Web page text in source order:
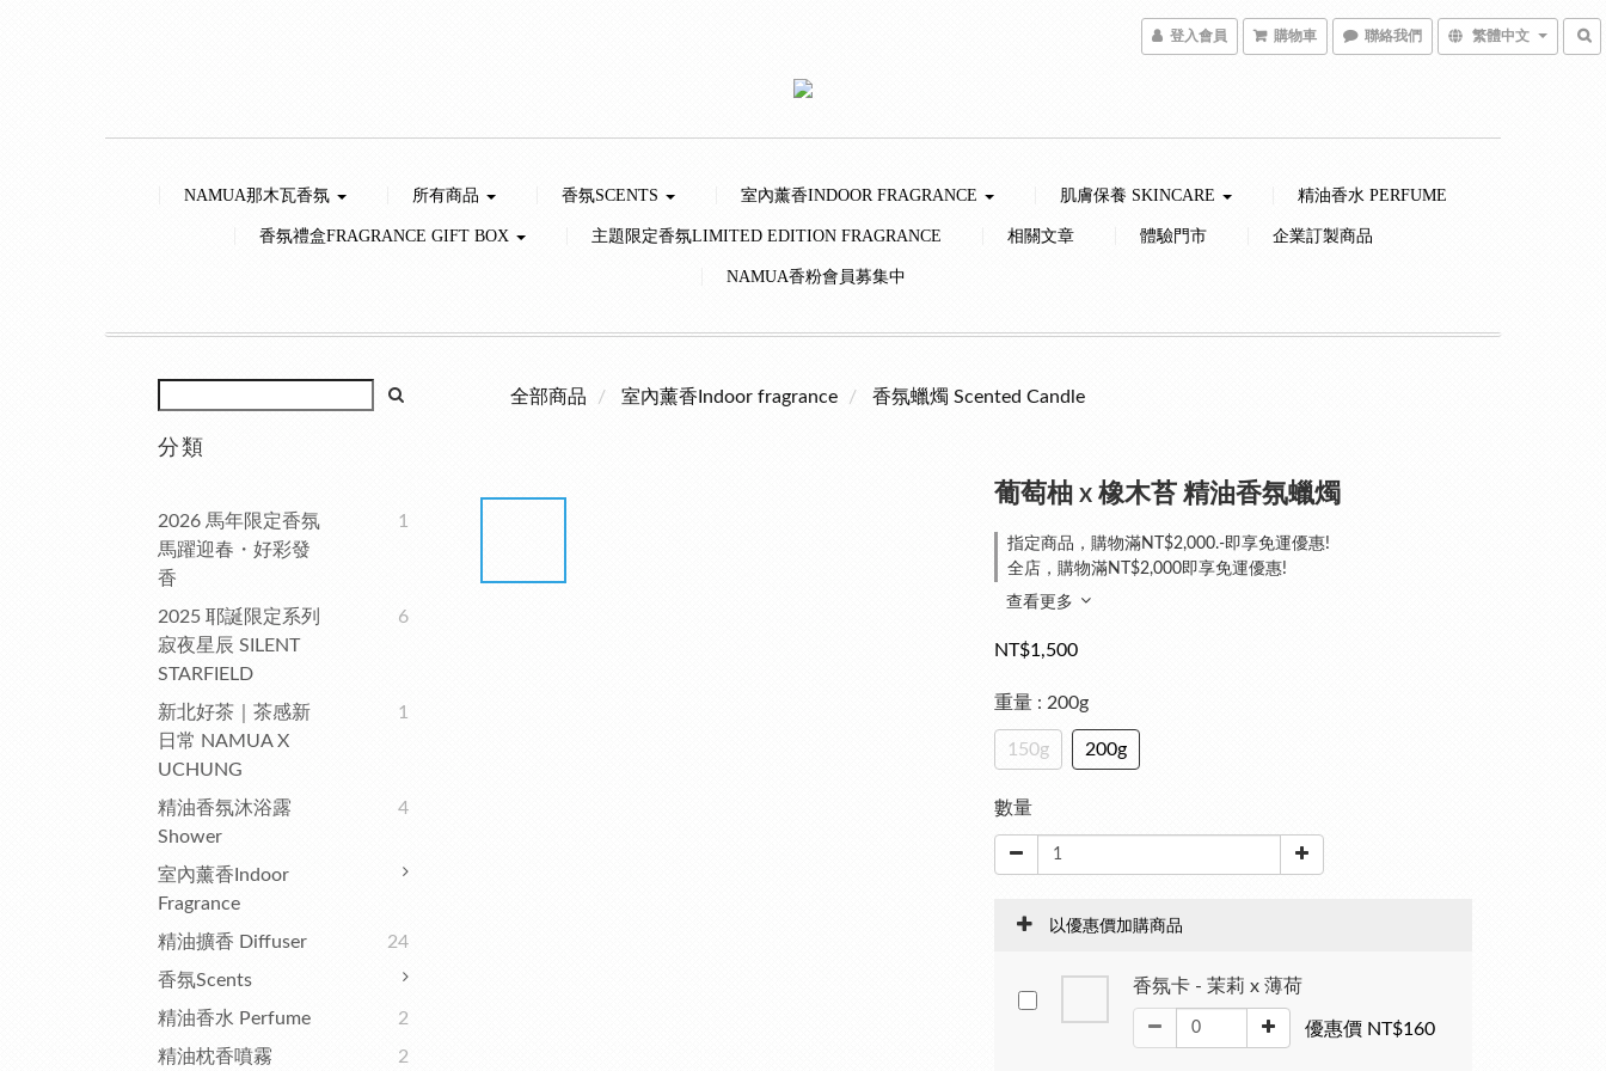
登入會員 購物車 聯絡我們 繁體中文
NAMUA那木瓦香氛 所有商品 香氛SCENTS 室內薰香INDOOR FRAGRANCE 肌膚保養 SKINCARE 精油香水 PERFUME
香氛禮盒FRAGRANCE GIFT BOX 主題限定香氛LIMITED EDITION FRAGRANCE 相關文章 體驗門市 企業訂製商品
NAMUA香粉會員募集中
分類
2026 馬年限定香氛
馬躍迎春・好彩發
香
1
2025 耶誕限定系列
寂夜星辰 SILENT
STARFIELD
6
新北好茶｜茶感新
日常 NAMUA X
UCHUNG
1
精油香氛沐浴露
Shower
4
室內薰香Indoor
Fragrance
精油擴香 Diffuser
24
香氛Scents
精油香水 Perfume
2
精油枕香噴霧
2
全部商品 室內薰香Indoor fragrance 香氛蠟燭 Scented Candle
葡萄柚 x 橡木苔 精油香氛蠟燭
指定商品，購物滿NT$2,000.-即享免運優惠!
全店，購物滿NT$2,000即享免運優惠!
查看更多
NT$1,500
重量 : 200g
150g 200g
數量
以優惠價加購商品
香氛卡 - 茉莉 x 薄荷
優惠價 NT$160